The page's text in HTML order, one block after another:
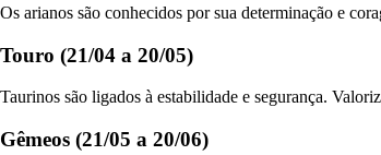
Os arianos são conhecidos por sua determinação e
Touro (21/04 a 20/05)
Taurinos são ligados à estabilidade e segurança.
Gêmeos (21/05 a 20/06)